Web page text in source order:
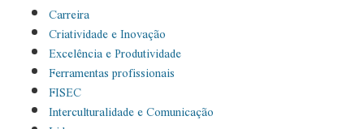
Carreira
Criatividade e Inovação
Excelência e Produtividade
Ferramentas profissionais
FISEC
Interculturalidade e Comunicação